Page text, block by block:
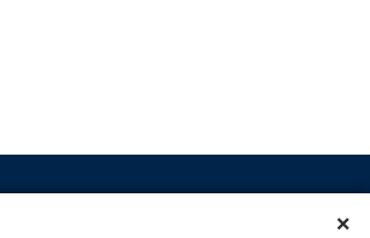
×